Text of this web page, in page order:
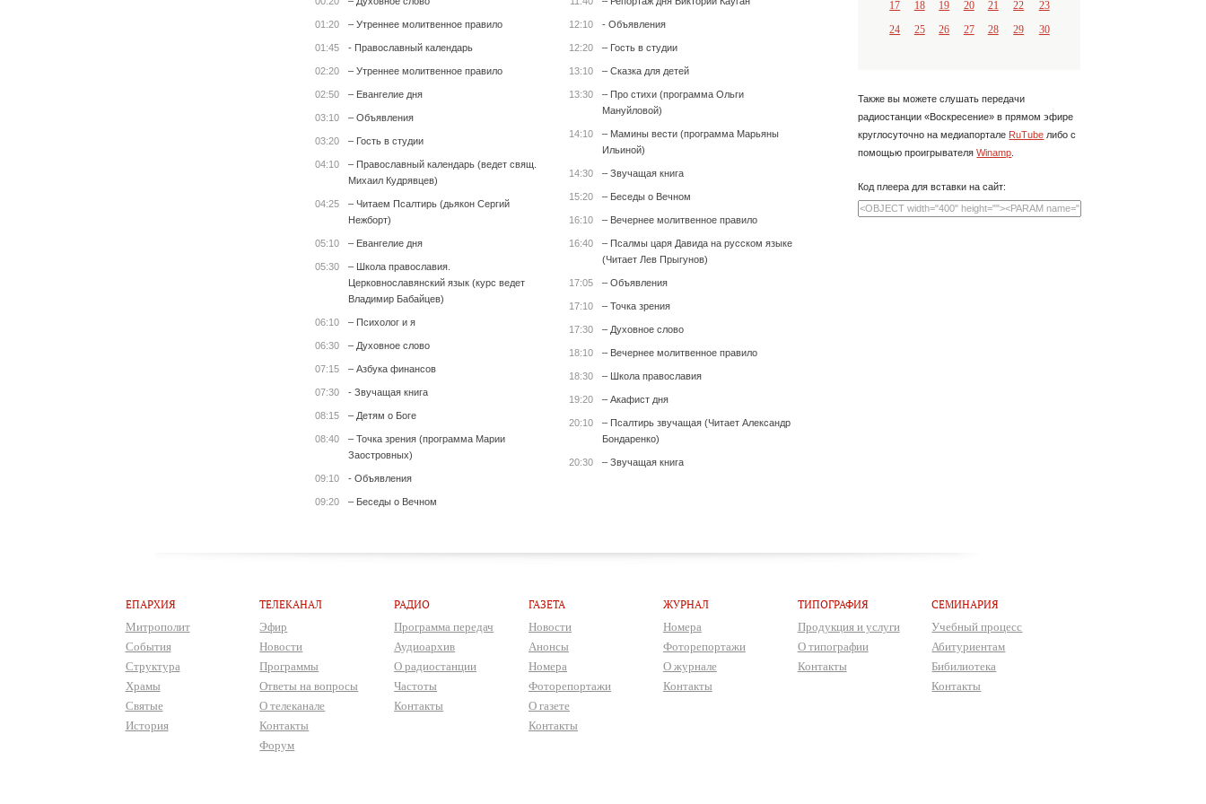
01:20 – Утреннее молитвенное правило
01:45 - Православный календарь
02:20 – Утреннее молитвенное правило
02:50 – Евангелие дня
03:10 – Объявления
03:20 – Гость в студии
04:10
– Православный календарь (ведет свящ.
Михаил Кудрявцев)
04:25
– Читаем Псалтирь (дьякон Сергий
Нежборт)
05:10 – Евангелие дня
05:30
– Школа православия.
Церковнославянский язык (курс ведет
Владимир Бабайцев)
06:10 – Психолог и я
06:30 – Духовное слово
07:15 – Азбука финансов
07:30 - Звучащая книга
08:15 – Детям о Боге
08:40
– Точка зрения (программа Марии
Заостровных)
09:10 - Объявления
09:20 – Беседы о Вечном
12:10 - Объявления
12:20 – Гость в студии
13:10 – Сказка для детей
13:30
– Про стихи (программа Ольги
Мануйловой)
14:10
– Мамины вести (программа Марьяны
Ильиной)
14:30 – Звучащая книга
15:20 – Беседы о Вечном
16:10 – Вечернее молитвенное правило
16:40
– Псалмы царя Давида на русском языке
(Читает Лев Прыгунов)
17:05 – Объявления
17:10 – Точка зрения
17:30 – Духовное слово
18:10 – Вечернее молитвенное правило
18:30 – Школа православия
19:20 – Акафист дня
20:10
– Псалтирь звучащая (Читает Александр
Бондаренко)
20:30 – Звучащая книга
17 18 19 20 21 22
23
24
25 26 27 28 29 30
Также вы можете слушать передачи
радиостанции «Воскресение» в прямом эфире
круглосуточно на медиапортале RuTube либо с
помощью проигрывателяWinamp.
Код плеера для вставки на сайт:
ЕПАРХИЯ
Митрополит
События
Структура
Храмы
Святые
История
ТЕЛЕКАНАЛ
Эфир
Новости
Программы
Ответы на вопросы
О телеканале
Контакты
Форум
РАДИО
Программа передач
Аудиоархив
О радиостанции
Частоты
Контакты
ГАЗЕТА
Новости
Анонсы
Номера
Фоторепортажи
О газете
Контакты
ЖУРНАЛ
Номера
Фоторепортажи
О журнале
Контакты
ТИПОГРАФИЯ
Продукция и услуги
О типографии
Контакты
СЕМИНАРИЯ
Учебный процесс
Абитуриентам
Бибилиотека
Контакты